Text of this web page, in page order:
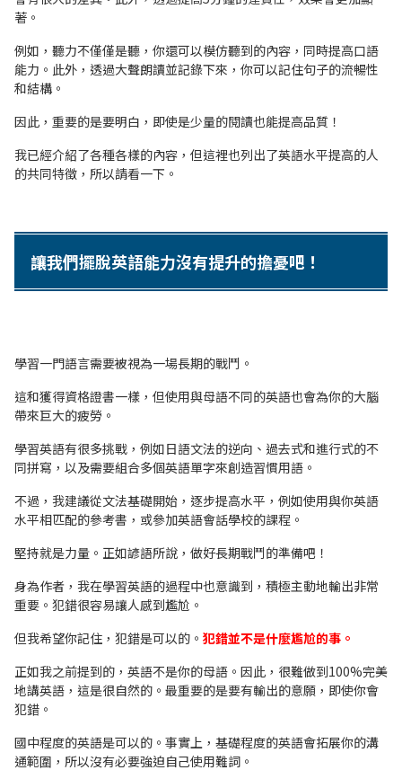
著。
例如，聽力不僅僅是聽，你還可以模仿聽到的內容，同時提高口語
能力。此外，透過大聲朗讀並記錄下來，你可以記住句子的流暢性
和結構。
因此，重要的是要明白，即使是少量的閱讀也能提高品質！
我已經介紹了各種各樣的內容，但這裡也列出了英語水平提高的人
的共同特徵，所以請看一下。
讓我們擺脫英語能力沒有提升的擔憂吧！
學習一門語言需要被視為一場長期的戰鬥。
這和獲得資格證書一樣，但使用與母語不同的英語也會為你的大腦
帶來巨大的疲勞。
學習英語有很多挑戰，例如日語文法的逆向、過去式和進行式的不
同拼寫，以及需要組合多個英語單字來創造習慣用語。
不過，我建議從文法基礎開始，逐步提高水平，例如使用與你英語
水平相匹配的參考書，或參加英語會話學校的課程。
堅持就是力量。正如諺語所說，做好長期戰鬥的準備吧！
身為作者，我在學習英語的過程中也意識到，積極主動地輸出非常
重要。犯錯很容易讓人感到尷尬。
但我希望你記住，犯錯是可以的。 犯錯並不是什麼尷尬的事。
正如我之前提到的，英語不是你的母語。因此，很難做到100%完美
地講英語，這是很自然的。最重要的是要有輸出的意願，即使你會
犯錯。
國中程度的英語是可以的。事實上，基礎程度的英語會拓展你的溝
通範圍，所以沒有必要強迫自己使用難詞。